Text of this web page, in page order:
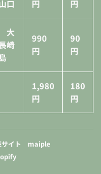
口
円
円
大
崎
990
円
90
円
1,980
円
180
円
サイト maiple